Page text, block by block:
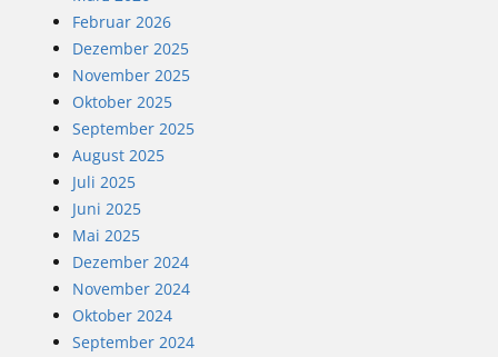
Februar 2026
Dezember 2025
November 2025
Oktober 2025
September 2025
August 2025
Juli 2025
Juni 2025
Mai 2025
Dezember 2024
November 2024
Oktober 2024
September 2024